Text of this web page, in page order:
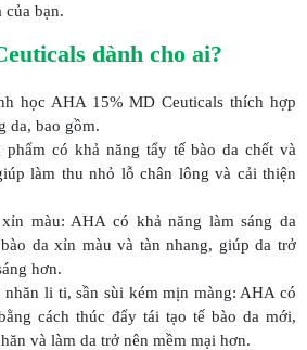
của bạn.
dành cho ai?
học AHA 15% MD Ceuticals thích hợp
da, bao gồm.
có khả năng tẩy tế bào da chết và
làm thu nhỏ lỗ chân lông và cải thiện
màu: AHA có khả năng làm sáng da
da xỉn màu và tàn nhang, giúp da trở
hơn.
nhăn li ti, sần sùi kém mịn màng: AHA có
cách thúc đẩy tái tạo tế bào da mới,
và làm da trở nên mềm mại hơn.